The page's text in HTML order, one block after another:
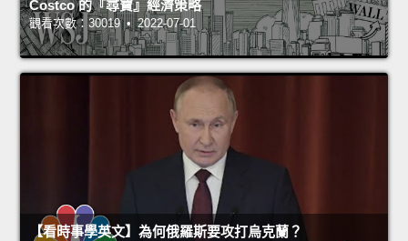
Costco 的『尋寶』經濟策略
觀看次數：30019 • 2022-07-01
【看時事學英文】為何俄羅斯要攻打烏克蘭？